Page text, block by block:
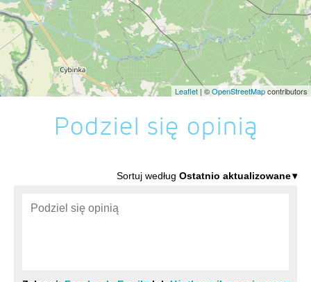
Leaflet | ©OpenStreetMapcontributors
Podziel się opinią